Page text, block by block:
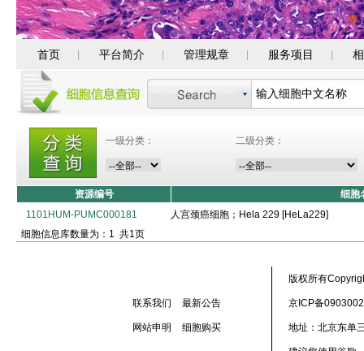
首页 平台简介 管理规章 服务项目
一级分类： 二级分类：
资源编号
细胞
1101HUM-PUMC000181
人宫颈癌细胞；Hela 229 [HeLa229]
细胞信息库数量为：1 共1页
联系我们 最新公告
网站申明 细胞购买
版权所有
京ICP备
地址：北京东单